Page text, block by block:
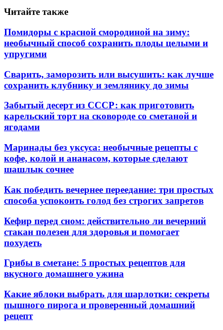
Читайте также
Помидоры с красной смородиной на зиму:
необычный способ сохранить плоды целыми и
упругими
Сварить, заморозить или высушить: как лучше
сохранить клубнику и землянику до зимы
Забытый десерт из СССР: как приготовить
карельский торт на сковороде со сметаной и
ягодами
Маринады без уксуса: необычные рецепты с
кофе, колой и ананасом, которые сделают
шашлык сочнее
Как победить вечернее переедание: три простых
способа успокоить голод без строгих запретов
Кефир перед сном: действительно ли вечерний
стакан полезен для здоровья и помогает
похудеть
Грибы в сметане: 5 простых рецептов для
вкусного домашнего ужина
Какие яблоки выбрать для шарлотки: секреты
пышного пирога и проверенный домашний
рецепт